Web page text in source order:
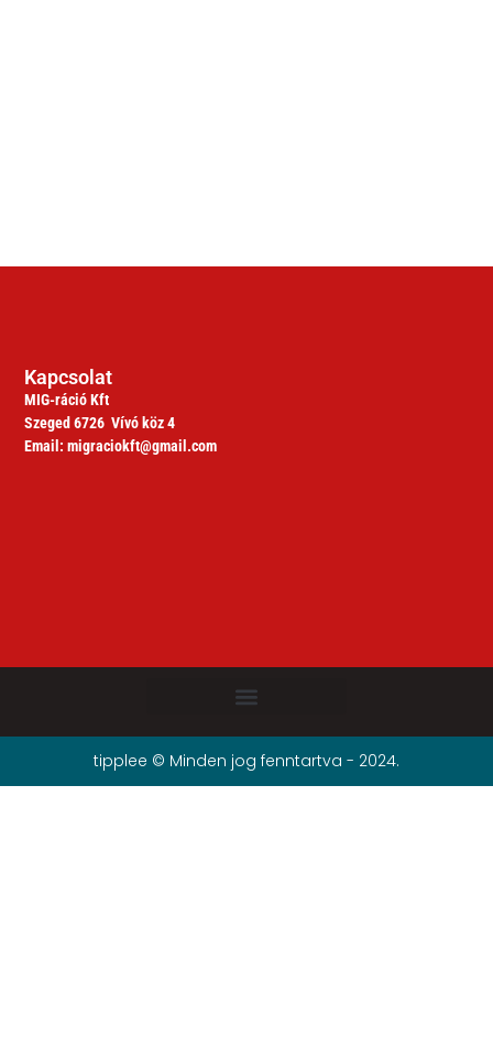
Kapcsolat
MIG-ráció Kft
Szeged 6726 Vívó köz 4
Email: migraciokft@gmail.com
tipplee © Minden jog fenntartva - 2024.